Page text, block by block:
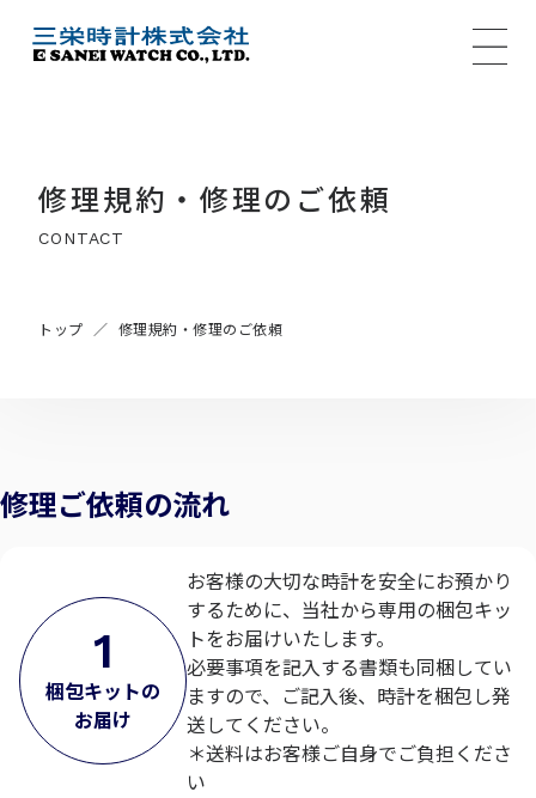
修理規約・修理のご依頼
CONTACT
トップ 修理規約・修理のご依頼
修理ご依頼の流れ
1
梱包キットの
お届け
お客様の大切な時計を安全にお預かり
するために、当社から専用の梱包キッ
トをお届けいたします。
必要事項を記入する書類も同梱してい
ますので、ご記入後、時計を梱包し発
送してください。
＊送料はお客様ご自身でご負担くださ
い